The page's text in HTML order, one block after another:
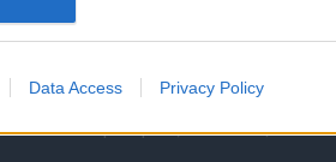
Data Access Privacy Policy
HR corner
Περιγραφές Θέσεων Εργασίας
Ερωτήσεις συνεντεύξεων